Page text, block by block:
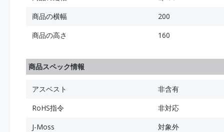
商品の横幅
200
商品の高さ
160
商品スペック情報
アスベスト
非含有
RoHS指令
非対応
J-Moss
対象外